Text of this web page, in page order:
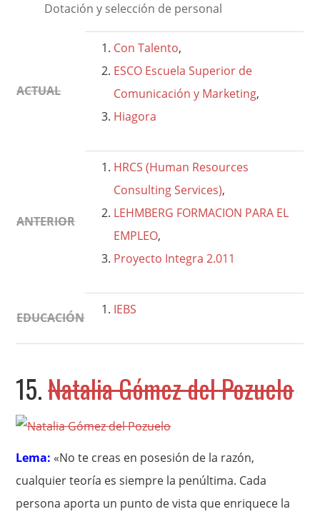
Dotación y selección de personal
ACTUAL
Con Talento,
ESCO Escuela Superior de
Comunicación y Marketing,
Hiagora
ANTERIOR
HRCS (Human Resources
Consulting Services),
LEHMBERG FORMACION PARA EL
EMPLEO,
Proyecto Integra 2.011
EDUCACIÓN
IEBS
15.Natalia Gómez del Pozuelo
Lema: «No te creas en posesión de la razón,
cualquier teoría es siempre la penúltima. Cada
persona aporta un punto de vista que enriquece la